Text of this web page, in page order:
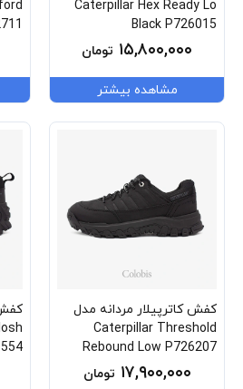
Caterpillar Hex Ready Lo
Black P726015
۱۵,۸۰۰,۰۰۰ تومان
مشاهده بیشتر
کفش کاترپیلار مردانه مدل
Caterpillar Threshold
Rebound Low P726207
۱۷,۹۰۰,۰۰۰ تومان